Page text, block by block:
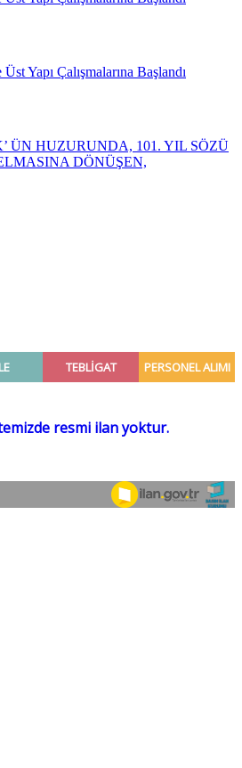
Yapı Çalışmalarına Başlandı
ÜN HUZURUNDA, 101. YIL SÖZÜ
DÖNÜŞEN,